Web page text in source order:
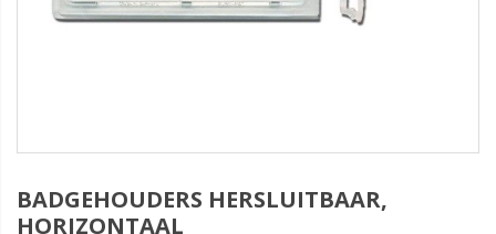
BADGEHOUDERS HERSLUITBAAR,
HORIZONTAAL